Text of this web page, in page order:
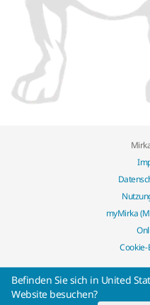
myMirka
Befinden Sie sich in United
Website besuchen?